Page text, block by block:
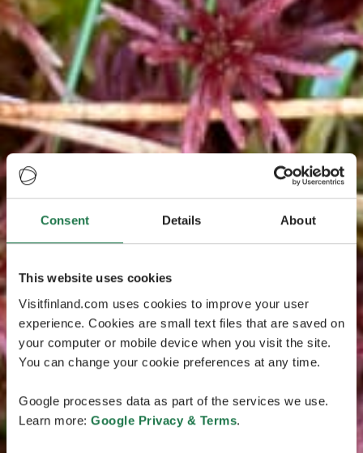
Consent Details About
This website uses cookies
Visitfinland.com uses cookies to improve your user
experience. Cookies are small text files that are saved on
your computer or mobile device when you visit the site.
You can change your cookie preferences at any time.
Google processes data as part of the services we use.
Learn more: Google Privacy & Terms.